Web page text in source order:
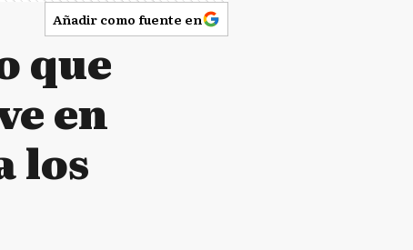
Añadir como fuente en
que
en
los